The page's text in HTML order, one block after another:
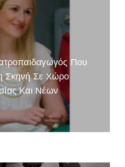
Που
Σκηνή Σε Χώρο
Και Νέων